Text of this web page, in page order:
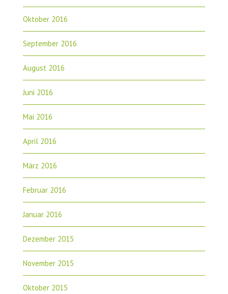
Oktober 2016
September 2016
August 2016
Juni 2016
Mai 2016
April 2016
März 2016
Februar 2016
Januar 2016
Dezember 2015
November 2015
Oktober 2015